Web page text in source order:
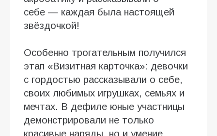
себе — каждая была настоящей
звёздочкой!
Особенно трогательным получился
этап «Визитная карточка»: девочки
с гордостью рассказывали о себе,
своих любимых игрушках, семьях и
мечтах. В дефиле юные участницы
демонстрировали не только
красивые наряды, но и умение